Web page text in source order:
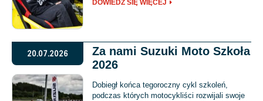
DOWIEDZ SIĘ WIĘCEJ
20.07.2026
Za nami Suzuki Moto Szkoła
2026
Dobiegł końca tegoroczny cykl szkoleń,
podczas których motocykliści rozwijali swoje